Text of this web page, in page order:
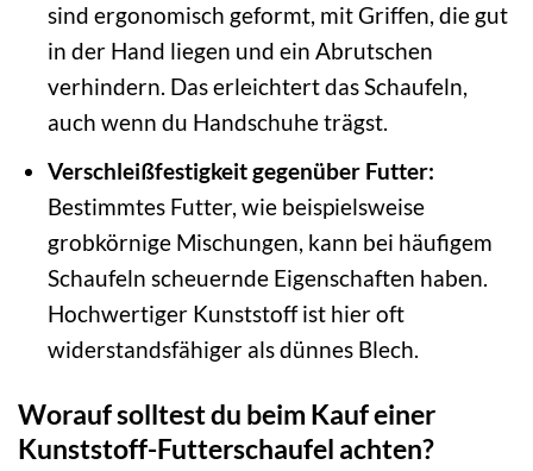
sind ergonomisch geformt, mit Griffen, die gut
in der Hand liegen und ein Abrutschen
verhindern. Das erleichtert das Schaufeln,
auch wenn du Handschuhe trägst.
Verschleißfestigkeit gegenüber Futter:
Bestimmtes Futter, wie beispielsweise
grobkörnige Mischungen, kann bei häufigem
Schaufeln scheuernde Eigenschaften haben.
Hochwertiger Kunststoff ist hier oft
widerstandsfähiger als dünnes Blech.
Worauf solltest du beim Kauf einer
Kunststoff-Futterschaufel achten?